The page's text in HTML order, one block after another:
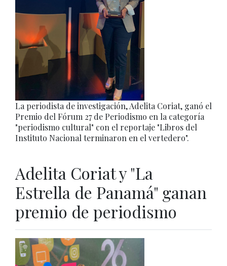
La periodista de investigación, Adelita Coriat, ganó el
Premio del Fórum 27 de Periodismo en la categoría
"periodismo cultural" con el reportaje "Libros del
Instituto Nacional terminaron en el vertedero".
Adelita Coriat y "La
Estrella de Panamá" ganan
premio de periodismo